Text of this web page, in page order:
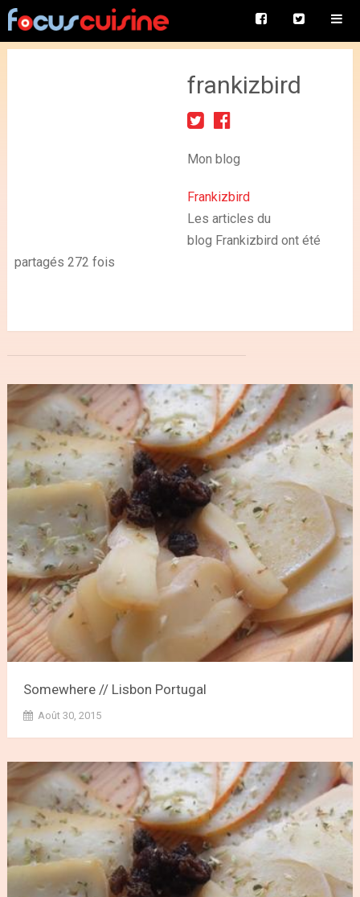
frankizbird
Mon blog
Frankizbird
Les articles du
blog Frankizbird ont été
partagés 272 fois
Somewhere // Lisbon Portugal
Août 30, 2015